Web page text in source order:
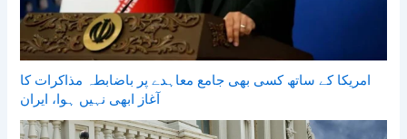
امریکا کے ساتھ کسی بھی جامع معاہدے پر باضابطہ مذاکرات کا
آغاز ابھی نہیں ہوا، ایران